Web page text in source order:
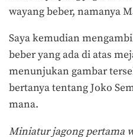
wayang beber, namanya
Saya kemudian
beber yang ada di atas
menunjukan gambar
bertanya tentang Joko
mana.
Miniatur jagong pertama